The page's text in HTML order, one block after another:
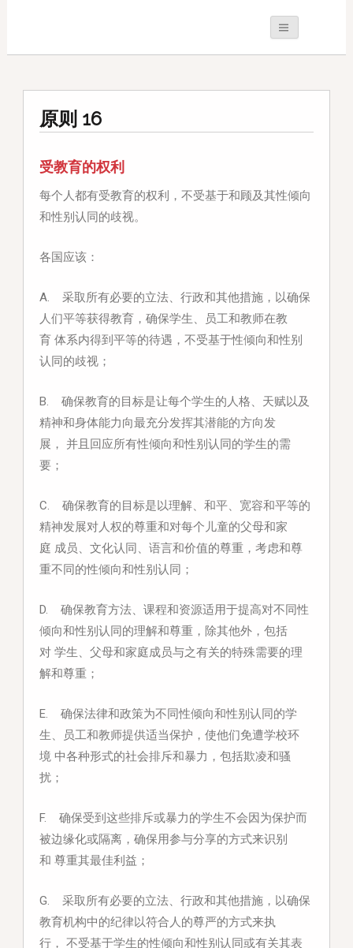
原则 16
受教育的权利
每个人都有受教育的权利，不受基于和顾及其性倾向
和性别认同的歧视。
各国应该：
A. 采取所有必要的立法、行政和其他措施，以确保
人们平等获得教育，确保学生、员工和教师在教
育 体系内得到平等的待遇，不受基于性倾向和性别
认同的歧视；
B. 确保教育的目标是让每个学生的人格、天赋以及
精神和身体能力向最充分发挥其潜能的方向发
展，
并且回应所有性倾向和性别认同的学生的需
要；
C. 确保教育的目标是以理解、和平、宽容和平等的
精神发展对人权的尊重和对每个儿童的父母和家
庭 成员、文化认同、语言和价值的尊重，考虑和尊
重不同的性倾向和性别认同；
D. 确保教育方法、课程和资源适用于提高对不同性
倾向和性别认同的理解和尊重，除其他外，包括
对 学生、父母和家庭成员与之有关的特殊需要的理
解和尊重；
E. 确保法律和政策为不同性倾向和性别认同的学
生、员工和教师提供适当保护，使他们免遭学校环
境 中各种形式的社会排斥和暴力，包括欺凌和骚
扰；
F. 确保受到这些排斥或暴力的学生不会因为保护而
被边缘化或隔离，确保用参与分享的方式来识别
和 尊重其最佳利益；
G. 采取所有必要的立法、行政和其他措施，以确保
教育机构中的纪律以符合人的尊严的方式来执
行， 不受基于学生的性倾向和性别认同或有关其表